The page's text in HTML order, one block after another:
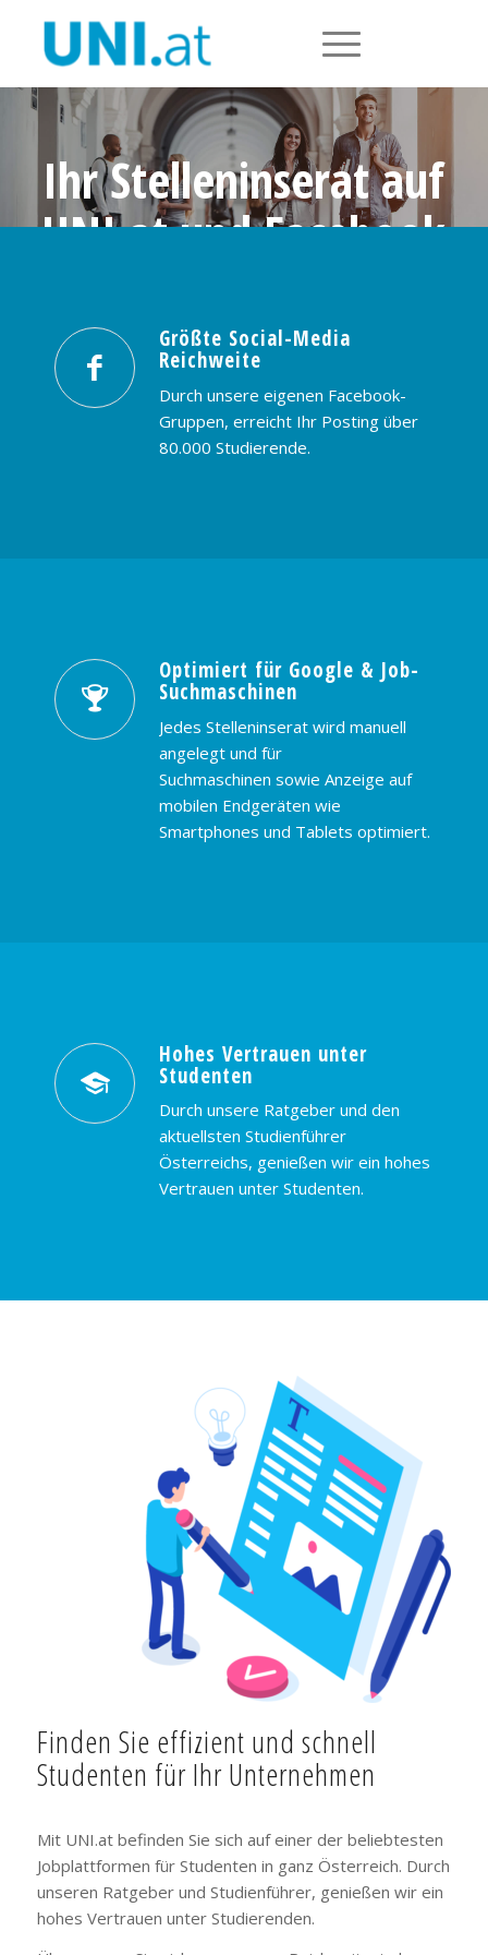
Ihr Stelleninserat auf
UNI.at und Facebook
PREISE & BUCHUNG KONTAKT
Größte Social-Media
Reichweite
Durch unsere eigenen Facebook-
Gruppen, erreicht Ihr Posting über
80.000 Studierende.
Optimiert für Google & Job-
Suchmaschinen
Jedes Stelleninserat wird manuell
angelegt und für
Suchmaschinen sowie Anzeige auf
mobilen Endgeräten wie
Smartphones und Tablets optimiert.
Hohes Vertrauen unter
Studenten
Durch unsere Ratgeber und den
aktuellsten Studienführer
Österreichs, genießen wir ein hohes
Vertrauen unter Studenten.
Finden Sie effizient und schnell
Studenten für Ihr Unternehmen
Mit UNI.at befinden Sie sich auf einer der beliebtesten
Jobplattformen für Studenten in ganz Österreich. Durch
unseren Ratgeber und Studienführer, genießen wir ein
hohes Vertrauen unter Studierenden.